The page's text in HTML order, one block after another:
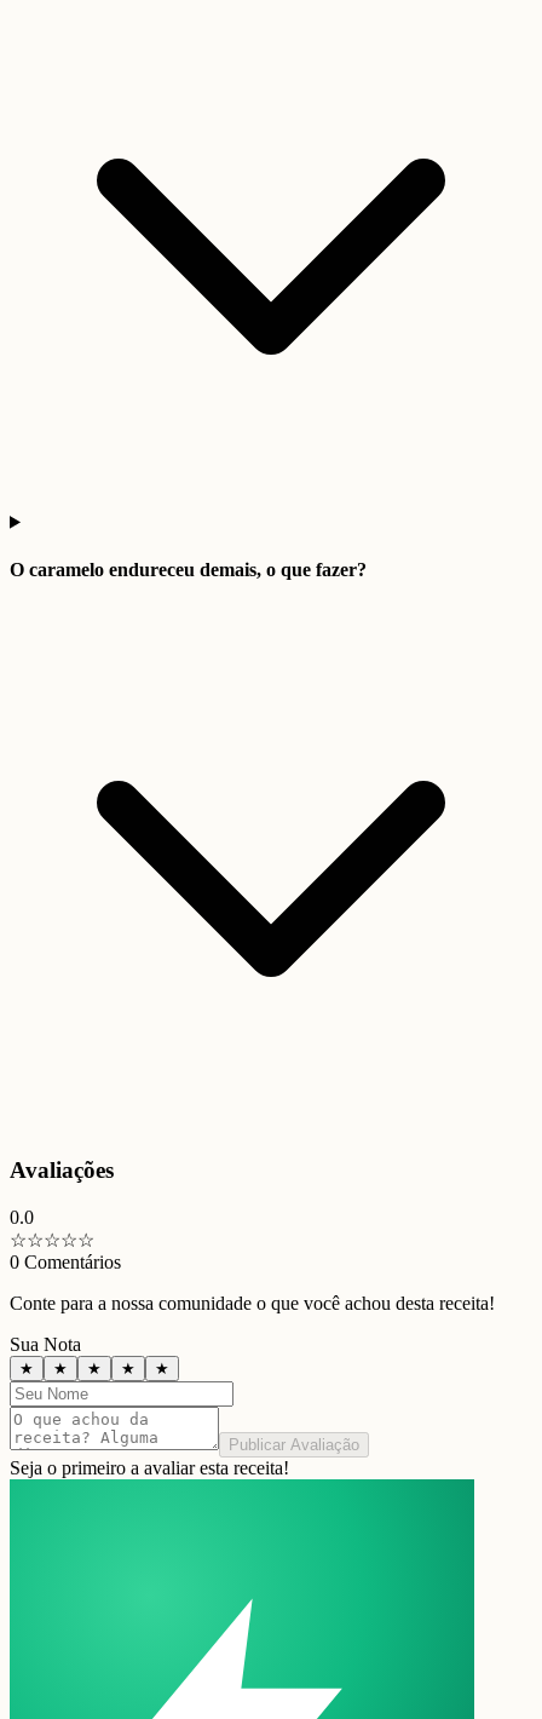
O caramelo endureceu demais, o que fazer?
Avaliações
0.0
☆☆☆☆☆
0 Comentários
Conte para a nossa comunidade o que você achou desta receita!
Sua Nota
★ ★ ★ ★ ★
Publicar Avaliação
Seja o primeiro a avaliar esta receita!